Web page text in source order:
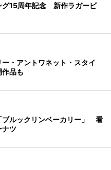
グ15周年記念 新作ラガービ
・アントワネット・スタイ
品も
ブルックリンベーカリー」 看
ナツ